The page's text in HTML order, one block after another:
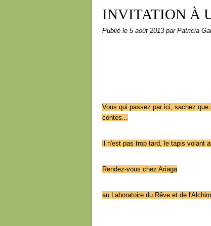
INVITATION À
Publié le 5 août 2013 par Patricia
Vous qui passez par ici, sachez
contes...
il n'est pas trop tard, le tapis volant
Rendez-vous chez Ariaga
au Laboratoire du Rêve et de